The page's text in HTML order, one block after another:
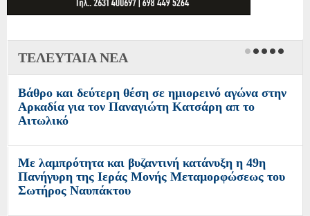
ΤΕΛΕΥΤΑΙΑ ΝΕΑ
Βάθρο και δεύτερη θέση σε ημιορεινό αγώνα στην
Αρκαδία για τον Παναγιώτη Κατσάρη απ το
Αιτωλικό
Με λαμπρότητα και βυζαντινή κατάνυξη η 49η
Πανήγυρη της Ιεράς Μονής Μεταμορφώσεως του
Σωτήρος Ναυπάκτου